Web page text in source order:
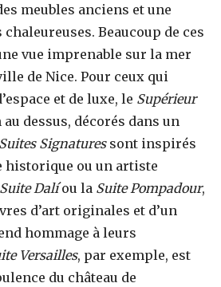
meubles anciens et une
Beaucoup de ces
vue imprenable sur la mer
de Nice. Pour ceux qui
et de luxe, le Supérieur
dessus, décorés dans un
Suites Signaturessont inspirés
historique ou un artiste
Suite Dalíou la Suite Pompadour,
d’art originales et d’un
hommage à leurs
Versailles, par exemple, est
du château de